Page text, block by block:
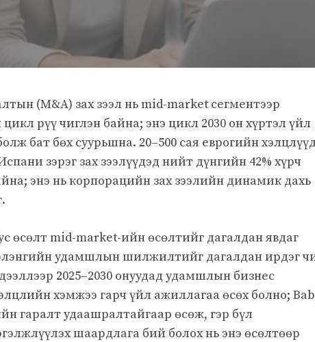
(M&A) зах зээл нь mid-market сегментээр
рүү чиглэн байна; энэ цикл 2030 он хүртэл үйл
бат бөх суурьшна. 20–500 сая еврогийн хэлцлүүд
зэрэг зах зээлүүдэд нийт дүнгийн 42% хүрч
энэ нь корпорацийн зах зээлийн динамик дахь
өсөлт mid-market-ийн өсөлтийг дагалдан явдаг
удамшлын шилжилтийг дагалдан ирдэг
2025–2030 онуудад удамшлын бизнес
хэмжээ гарч үйл ажиллагаа өсөх болно;
гаралт удаашралтайгаар өсөж, гэр бүл
шаардлага бий болох нь энэ өсөлтөөр